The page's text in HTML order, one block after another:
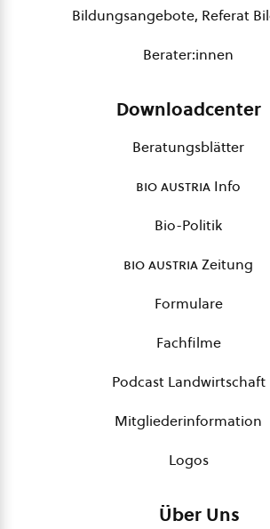
Bildungsangebote, Referat
Berater:innen
Downloadcenter
Beratungsblätter
bio austria Info
Bio-Politik
bio austriaZeitung
Formulare
Fachfilme
Podcast Landwirtschaft
Mitgliederinformation
Logos
Über Uns